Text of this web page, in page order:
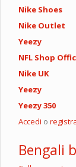
Nike Shoes
Nike Outlet
Yeezy
NFL Shop
Nike UK
Yeezy
Yeezy 350
Accedi o
Bengali